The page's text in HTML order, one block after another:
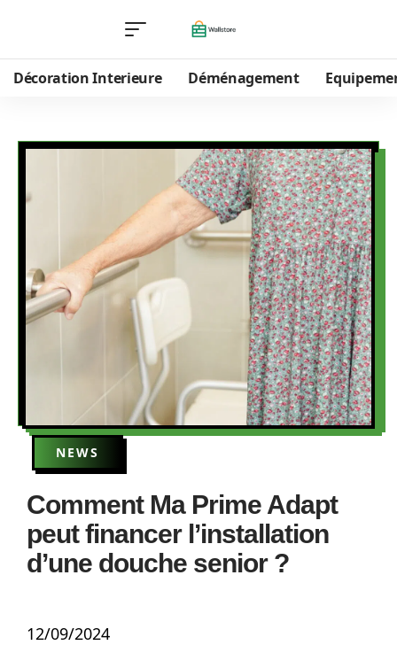
Décoration Interieure Déménagement
NEWS
Comment Ma Prime Adapt
peut financer l’installation
d’une douche senior ?
12/09/2024